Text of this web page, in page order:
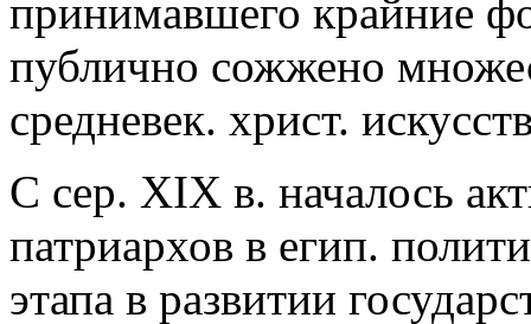
принимавшего крайние
публично сожжено
средневек. христ.
С сер. XIX в. началось
патриархов в егип.
этапа в развитии